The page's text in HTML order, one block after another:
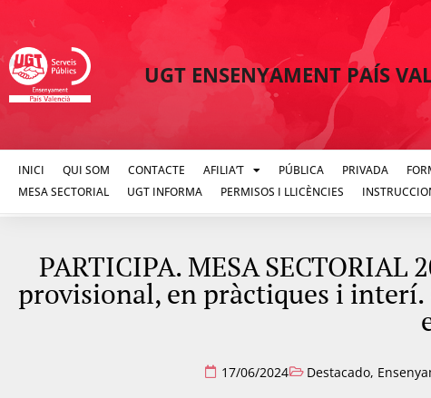
UGT ENSENYAMENT PAÍS
INICI QUI SOM CONTACTE AFILIA’T PÚBLICA PRIVADA
MESA SECTORIAL
UGT INFORMA PERMISOS I LLICÈNCIES
PARTICIPA. MESA
provisional, en pràctiques i
17/06/2024 Destacado,